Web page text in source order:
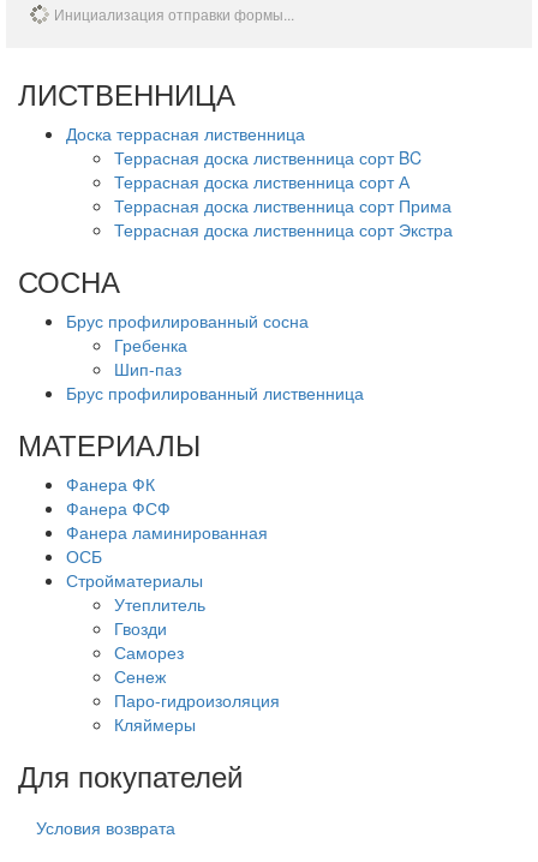
Инициализация отправки формы...
ЛИСТВЕННИЦА
Доска террасная лиственница
Террасная доска лиственница сорт BC
Террасная доска лиственница сорт А
Террасная доска лиственница сорт Прима
Террасная доска лиственница сорт Экстра
СОСНА
Брус профилированный сосна
Гребенка
Шип-паз
Брус профилированный лиственница
МАТЕРИАЛЫ
Фанера ФК
Фанера ФСФ
Фанера ламинированная
ОСБ
Стройматериалы
Утеплитель
Гвозди
Саморез
Сенеж
Паро-гидроизоляция
Кляймеры
Для покупателей
Условия возврата